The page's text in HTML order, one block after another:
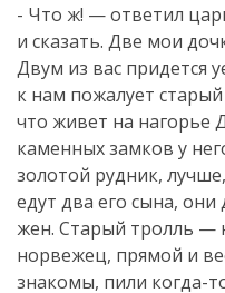
- Что ж! — ответил
и сказать. Две мои
Двум из вас придется
к нам пожалует
что живет на нагорье
каменных замков у
золотой рудник,
едут два его сына,
жен. Старый тролль —
норвежец, прямой и
знакомы, пили когда-